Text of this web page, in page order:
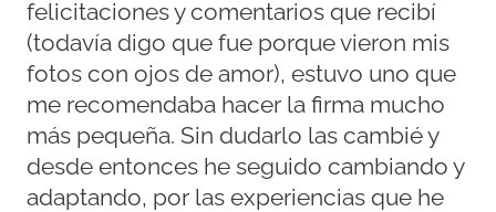
felicitaciones y comentarios que recibí
(todavía digo que fue porque vieron mis
fotos con ojos de amor), estuvo uno que
me recomendaba hacer la firma mucho
más pequeña. Sin dudarlo las cambié y
desde entonces he seguido cambiando y
adaptando, por las experiencias que he